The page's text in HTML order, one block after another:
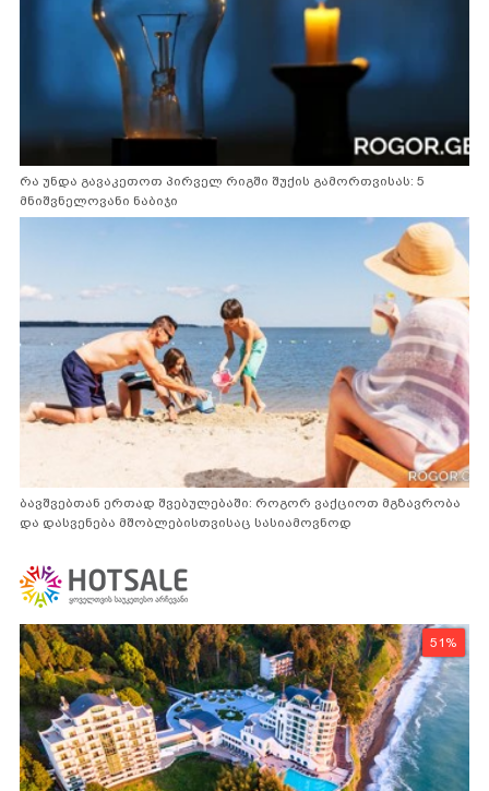
რა უნდა გავაკეთოთ პირველ რიგში შუქის გამორთვისას: 5
მნიშვნელოვანი ნაბიჯი
ბავშვებთან ერთად შვებულებაში: როგორ ვაქციოთ მგზავრობა
და დასვენება მშობლებისთვისაც სასიამოვნოდ
51%